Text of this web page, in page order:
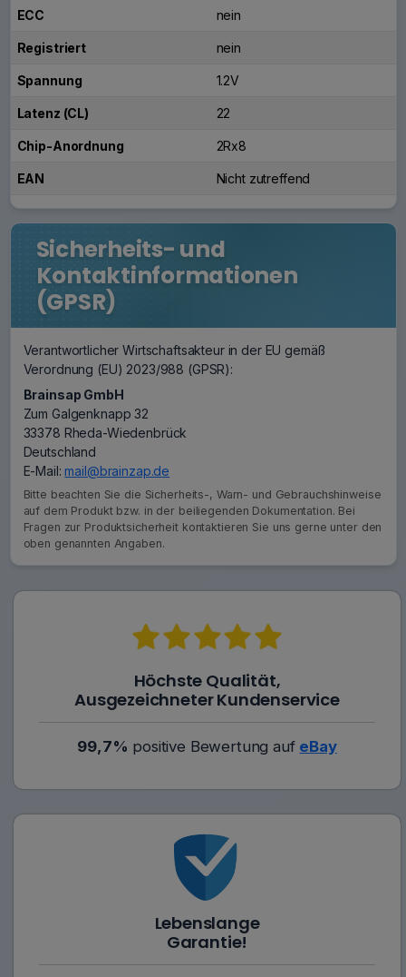
ECC nein
Registriert nein
Spannung 1.2V
Latenz (CL) 22
Chip-Anordnung 2Rx8
EAN Nicht zutreffend
Sicherheits- und
Kontaktinformationen
(GPSR)
Verantwortlicher Wirtschaftsakteur in der EU gemäß
Verordnung (EU) 2023/988 (GPSR):
Brainsap GmbH
Zum Galgenknapp 32
33378 Rheda-Wiedenbrück
Deutschland
E-Mail:mail@brainzap.de
Bitte beachten Sie die Sicherheits-, Warn- und Gebrauchshinweise
auf dem Produkt bzw. in der beiliegenden Dokumentation. Bei
Fragen zur Produktsicherheit kontaktieren Sie uns gerne unter den
oben genannten Angaben.
Höchste Qualität,
Ausgezeichneter Kundenservice
99,7% positive Bewertung auf eBay
Lebenslange
Garantie!